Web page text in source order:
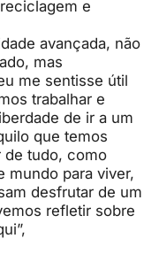
e
avançada, não
mas
me sentisse útil
trabalhar e
de ir a um
que temos
de tudo, como
mundo para viver,
desfrutar de um
refletir sobre